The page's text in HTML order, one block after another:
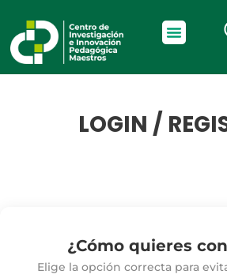
LOGIN /
¿Cómo quieres
Elige la opción correcta para